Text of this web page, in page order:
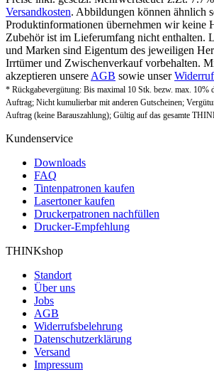
Versandkosten. Abbildungen können ähnlich
Produktinformationen übernehmen wir keine
Zubehör ist im Lieferumfang nicht enthalten.
und Marken sind Eigentum des jeweiligen
Irrtümer und Zwischenverkauf vorbehalten.
akzeptieren unsere AGB sowie unser
* Rückgabevergütung: Bis maximal 10 Stk. bezw. max. 10%
Auftrag; Nicht kumulierbar mit anderen Gutscheinen;
Auftrag (keine Barauszahlung); Gültig auf das gesamte
Kundenservice
Downloads
FAQ
Tintenpatronen kaufen
Lasertoner kaufen
Druckerpatronen nachfüllen
Drucker-Empfehlung
THINKshop
Standort
Über uns
Jobs
AGB
Widerrufsbelehrung
Datenschutzerklärung
Versand
Impressum